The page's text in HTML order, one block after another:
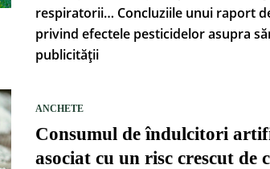
respiratorii… Concluziile unui raport
privind efectele pesticidelor asupra
publicității
ANCHETE
Consumul de îndulcitori
asociat cu un risc crescut de